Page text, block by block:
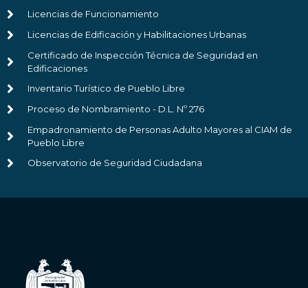
Licencias de Funcionamiento
Licencias de Edificación y Habilitaciones Urbanas
Certificado de Inspección Técnica de Seguridad en
Edificaciones
Inventario Turístico de Pueblo Libre
Proceso de Nombramiento - D.L. Nº 276
Empadronamiento de Personas Adulto Mayores al CIAM de
Pueblo Libre
Observatorio de Seguridad Ciudadana